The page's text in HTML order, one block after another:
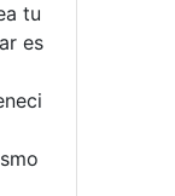
tu
es